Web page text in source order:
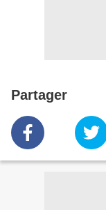
Partager